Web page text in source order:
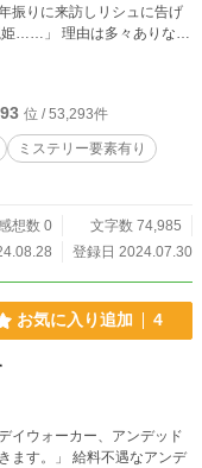
振りに来訪しリシュに告げ
リシュを連れ王宮へ帰還す
たばかりの少年王、ロキル
る体質を持つリシュを、自
った
つしかロキルトのことも気
位 / 53,293件
ミステリー要素有り
想数 0
文字数 74,985
登録日 2024.07.30
お気に入り追加 4
イウォーカー、アンデッド
不遇なアンデ